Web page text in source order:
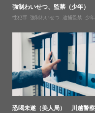
強制わいせつ、監禁（少年）
性犯罪 強制わいせつ 逮捕監禁 少
恐喝未遂（美人局） 川越警